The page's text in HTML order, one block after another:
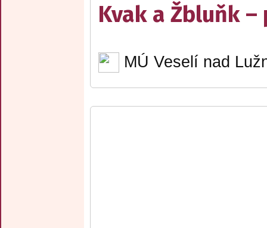
Kvak a Žbluňk –
MÚ Veselí nad